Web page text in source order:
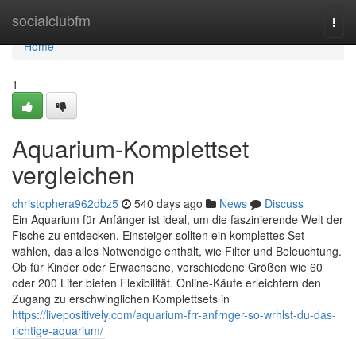
socialclubfm
Home
Home
1
Aquarium-Komplettset
vergleichen
christophera962dbz5 540 days ago News
Discuss
Ein Aquarium für Anfänger ist ideal, um die faszinierende Welt der
Fische zu entdecken. Einsteiger sollten ein komplettes Set
wählen, das alles Notwendige enthält, wie Filter und Beleuchtung.
Ob für Kinder oder Erwachsene, verschiedene Größen wie 60
oder 200 Liter bieten Flexibilität. Online-Käufe erleichtern den
Zugang zu erschwinglichen Komplettsets in
https://livepositively.com/aquarium-frr-anfrnger-so-wrhlst-du-das-
richtige-aquarium/